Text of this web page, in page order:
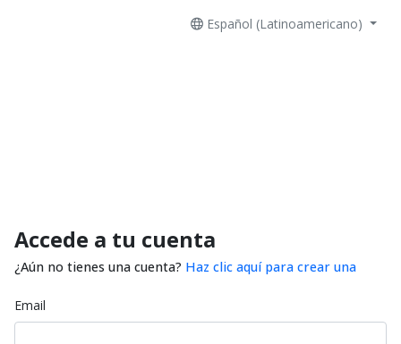
Español (Latinoamericano)
Accede a tu cuenta
¿Aún no tienes una cuenta? Haz clic aquí para crear una
Email